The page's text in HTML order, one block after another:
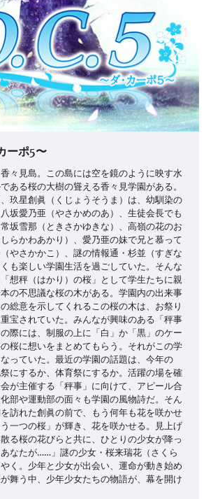
ーポ5〜
々見島。この島には空を鏡のように映す水
ある桜の大樹の聳える香々見学園がある。
玖星創眞（くじょうそうま）は、幼馴染の
坂愛乃亜（やさかめのあ）、生徒会長でも
坂雪那（ときさかゆきな）、高嶺の花のお
らかわあかり）、愛乃亜の妹で兄と慕って
やさかかこ）、謎の情報通・杉並（すぎな
も楽しい学園生活を過ごしていた。そんな
想秤（はかり）の桜」として学生たちに親
の不思議な桜の木がある。学園内の出来事
総意を示してくれるこの桜の木は、お祭り
宝されていた。みんなが興味のある「秤事
の際には、制服の上に「白」か「黒」のケー
桜に想いをまとめてもらう。それがこの学
っていた。最近の学園の話題は、今年の
祭にするか、体育祭にするか。活躍の場を確
が主催する「秤事」に向けて、アピール合
部や運動部の面々も学園の風物詩だ。そん
訪れた創眞の前で、もう何年も花を咲かせ
一つの桜」が輝き、花を咲かせる。見上げ
る桜の花びらと共に、ひとりの少女が降っ
なたが……」謎の少女・桜来瑞花（さくら
く。少年と少女が出会い、運命が動き始め
舞う中、少年少女たちの物語が、幕を開け